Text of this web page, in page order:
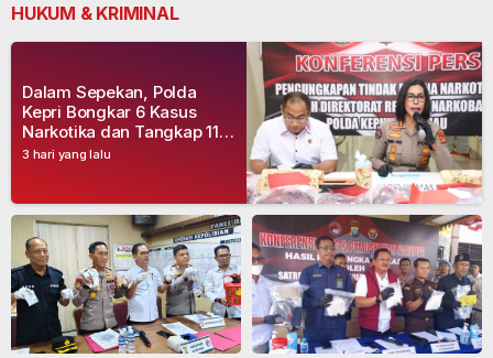
HUKUM & KRIMINAL
3 hari yang lalu
Dalam Sepekan, Polda
Kepri Bongkar 6 Kasus
Narkotika dan Tangkap 11
Tersangka